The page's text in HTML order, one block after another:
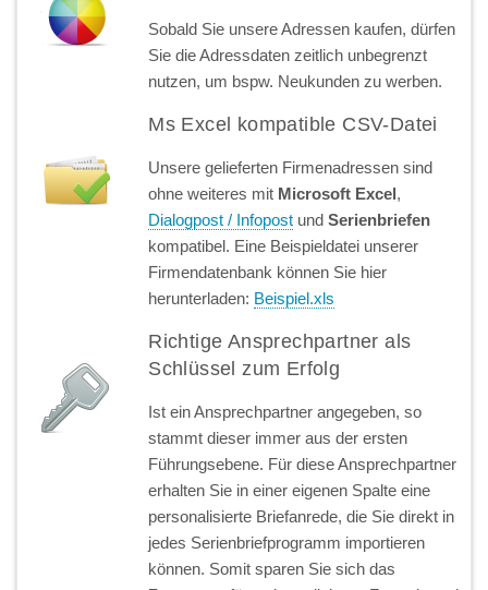
Sobald Sie unsere Adressen kaufen, dürfen
Sie die Adressdaten zeitlich unbegrenzt
nutzen, um bspw. Neukunden zu werben.
Ms Excel kompatible CSV-Datei
Unsere gelieferten Firmenadressen sind
ohne weiteres mit Microsoft Excel,
Dialogpost / Infopost undSerienbriefen
kompatibel. Eine Beispieldatei unserer
Firmendatenbank können Sie hier
herunterladen: Beispiel.xls
Richtige Ansprechpartner als
Schlüssel zum Erfolg
Ist ein Ansprechpartner angegeben, so
stammt dieser immer aus der ersten
Führungsebene. Für diese Ansprechpartner
erhalten Sie in einer eigenen Spalte eine
personalisierte Briefanrede, die Sie direkt in
jedes Serienbriefprogramm importieren
können. Somit sparen Sie sich das